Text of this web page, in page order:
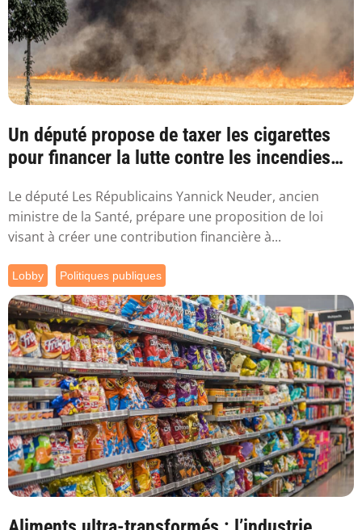
Un député propose de taxer les cigarettes
pour financer la lutte contre les incendies
Le député Les Républicains Yannick Neuder, ancien
ministre de la Santé, prépare une proposition de loi
visant à créer une contribution financière à...
Lobby Politiques publiques